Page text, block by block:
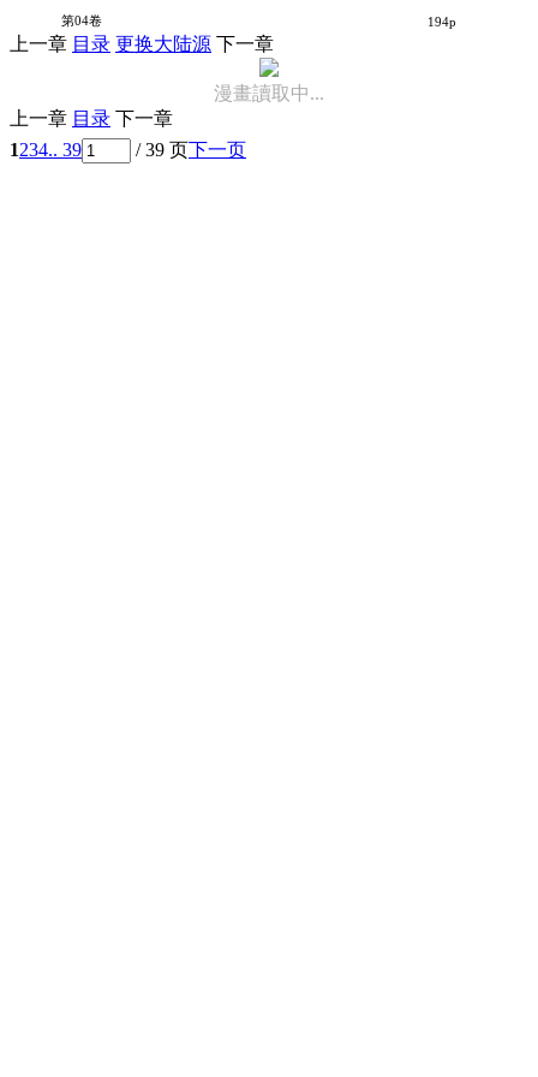
第04卷 194p
上一章 目录 更换大陆源 下一章
漫畫讀取中...
上一章 目录 下一章
1234.. 39 / 39 页下一页